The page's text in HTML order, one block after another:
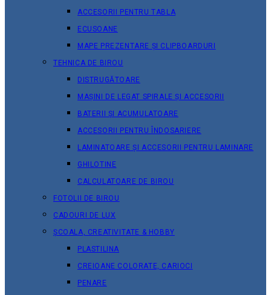
ACCESORII PENTRU TABLA
ECUSOANE
MAPE PREZENTARE ȘI CLIPBOARDURI
TEHNICA DE BIROU
DISTRUGĂTOARE
MAȘINI DE LEGAT SPIRALE ȘI ACCESORII
BATERII ȘI ACUMULATOARE
ACCESORII PENTRU ÎNDOSARIERE
LAMINATOARE ȘI ACCESORII PENTRU LAMINARE
GHILOTINE
CALCULATOARE DE BIROU
FOTOLII DE BIROU
CADOURI DE LUX
ȘCOALA, CREATIVITATE & HOBBY
PLASTILINA
CREIOANE COLORATE, CARIOCI
PENARE